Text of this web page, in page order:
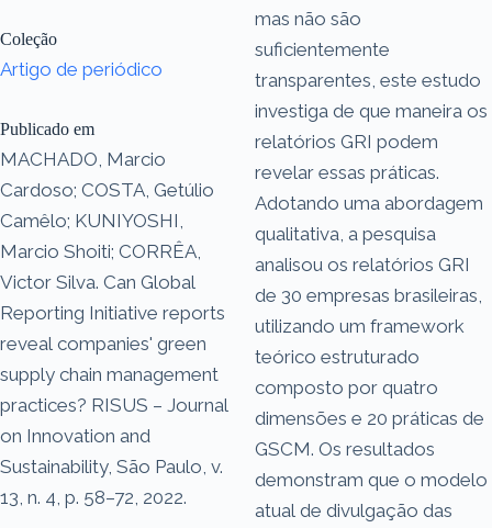
Coleção
Artigo de periódico
Publicado em
MACHADO, Marcio
Cardoso; COSTA, Getúlio
Camêlo; KUNIYOSHI,
Marcio Shoiti; CORRÊA,
Victor Silva. Can Global
Reporting Initiative reports
reveal companies' green
supply chain management
practices? RISUS – Journal
on Innovation and
Sustainability, São Paulo, v.
13, n. 4, p. 58–72, 2022.
mas não são
suficientemente
transparentes, este estudo
investiga de que maneira os
relatórios GRI podem
revelar essas práticas.
Adotando uma abordagem
qualitativa, a pesquisa
analisou os relatórios GRI
de 30 empresas brasileiras,
utilizando um framework
teórico estruturado
composto por quatro
dimensões e 20 práticas de
GSCM. Os resultados
demonstram que o modelo
atual de divulgação das